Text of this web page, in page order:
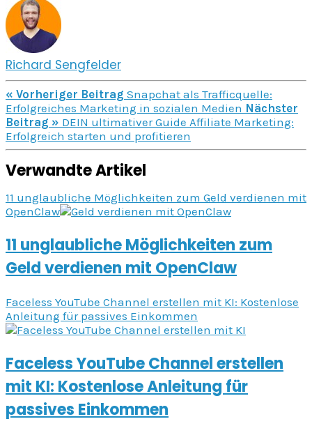
Richard Sengfelder
« Vorheriger Beitrag Snapchat als Trafficquelle:
Erfolgreiches Marketing in sozialen Medien Nächster
Beitrag » DEIN ultimativer Guide Affiliate Marketing:
Erfolgreich starten und profitieren
Verwandte Artikel
11 unglaubliche Möglichkeiten zum Geld verdienen mit
OpenClaw
11 unglaubliche Möglichkeiten zum
Geld verdienen mit OpenClaw
Faceless YouTube Channel erstellen mit KI: Kostenlose
Anleitung für passives Einkommen
Faceless YouTube Channel erstellen
mit KI: Kostenlose Anleitung für
passives Einkommen